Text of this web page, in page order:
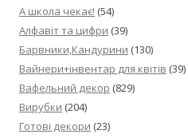
А школа чекає! (54)
Алфавіт та цифри (39)
Барвники,Кандурини (130)
Вайнери+інвентар для квітів (39)
Вафельний декор (829)
Вирубки (204)
Готові декори (23)